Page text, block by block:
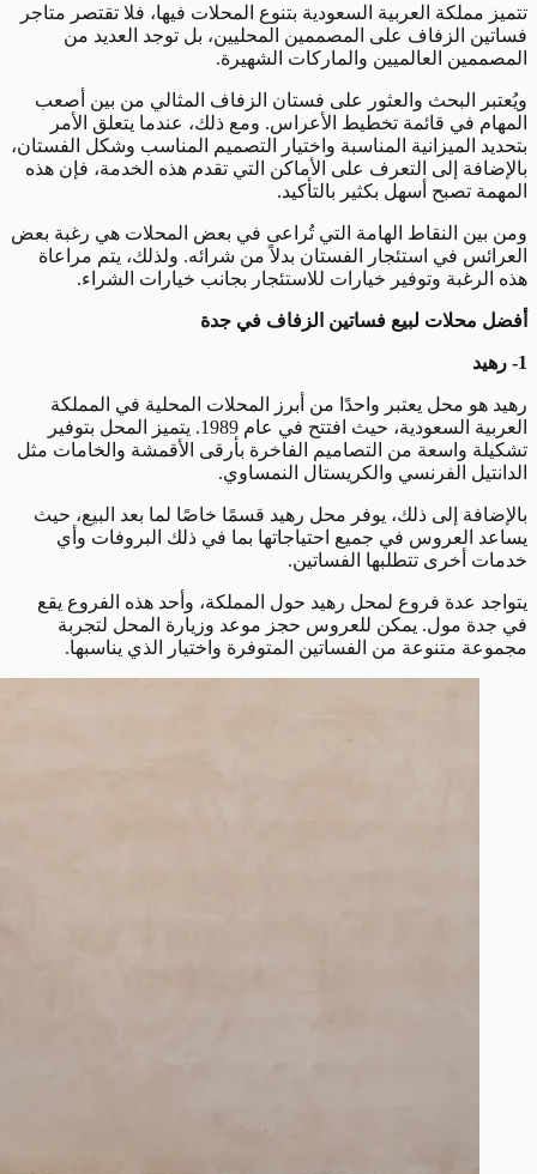
تتميز مملكة العربية السعودية بتنوع المحلات فيها، فلا تقتصر متاجر
فساتين الزفاف على المصممين المحليين، بل توجد العديد من
المصممين العالميين والماركات الشهيرة.
ويُعتبر البحث والعثور على فستان الزفاف المثالي من بين أصعب
المهام في قائمة تخطيط الأعراس. ومع ذلك، عندما يتعلق الأمر
بتحديد الميزانية المناسبة واختيار التصميم المناسب وشكل الفستان،
بالإضافة إلى التعرف على الأماكن التي تقدم هذه الخدمة، فإن هذه
المهمة تصبح أسهل بكثير بالتأكيد.
ومن بين النقاط الهامة التي تُراعى في بعض المحلات هي رغبة بعض
العرائس في استئجار الفستان بدلاً من شرائه. ولذلك، يتم مراعاة
هذه الرغبة وتوفير خيارات للاستئجار بجانب خيارات الشراء.
أفضل محلات لبيع فساتين الزفاف في جدة
1- رهيد
رهيد هو محل يعتبر واحدًا من أبرز المحلات المحلية في المملكة
العربية السعودية، حيث افتتح في عام 1989. يتميز المحل بتوفير
تشكيلة واسعة من التصاميم الفاخرة بأرقى الأقمشة والخامات مثل
الدانتيل الفرنسي والكريستال النمساوي.
بالإضافة إلى ذلك، يوفر محل رهيد قسمًا خاصًا لما بعد البيع، حيث
يساعد العروس في جميع احتياجاتها بما في ذلك البروفات وأي
خدمات أخرى تتطلبها الفساتين.
يتواجد عدة فروع لمحل رهيد حول المملكة، وأحد هذه الفروع يقع
في جدة مول. يمكن للعروس حجز موعد وزيارة المحل لتجربة
مجموعة متنوعة من الفساتين المتوفرة واختيار الذي يناسبها.